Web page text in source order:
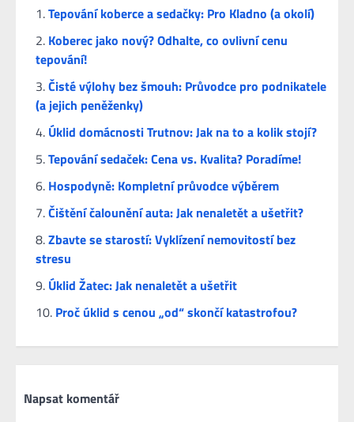
Tepování koberce a sedačky: Pro Kladno (a okolí)
Koberec jako nový? Odhalte, co ovlivní cenu
tepování!
Čisté výlohy bez šmouh: Průvodce pro podnikatele
(a jejich peněženky)
Úklid domácnosti Trutnov: Jak na to a kolik stojí?
Tepování sedaček: Cena vs. Kvalita? Poradíme!
Hospodyně: Kompletní průvodce výběrem
Čištění čalounění auta: Jak nenaletět a ušetřit?
Zbavte se starostí: Vyklízení nemovitostí bez
stresu
Úklid Žatec: Jak nenaletět a ušetřit
Proč úklid s cenou „od“ skončí katastrofou?
Napsat komentář